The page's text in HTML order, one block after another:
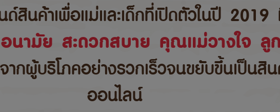
สินค้าเพื่อแม่และเด็กที่เปิดตัวในปี
นามัย สะดวกสบาย คุณแม่วางใจ ลู
ากผู้บริโภคอย่างรวกเร็วจนขยับขึ้นเป็นสิ
ออนไลน์